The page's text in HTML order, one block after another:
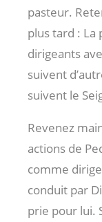
pasteur.
plus tard : La
dirigeants
suivent
suivent le
Revenez
actions de
comme
conduit par
prie pour lui.